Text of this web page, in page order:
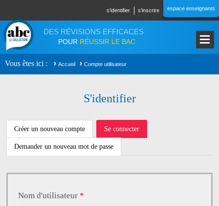
s'identifier s'inscrire espace enseignants
DES RÉVISIONS EFFICACES
POUR RÉUSSIR LE BAC
Vous êtes ici Accueil Compte utilisateur
S'identifier
Créer un nouveau compte Se connecter
actif)
Demander un nouveau mot de passe
Nom d'utilisateur *